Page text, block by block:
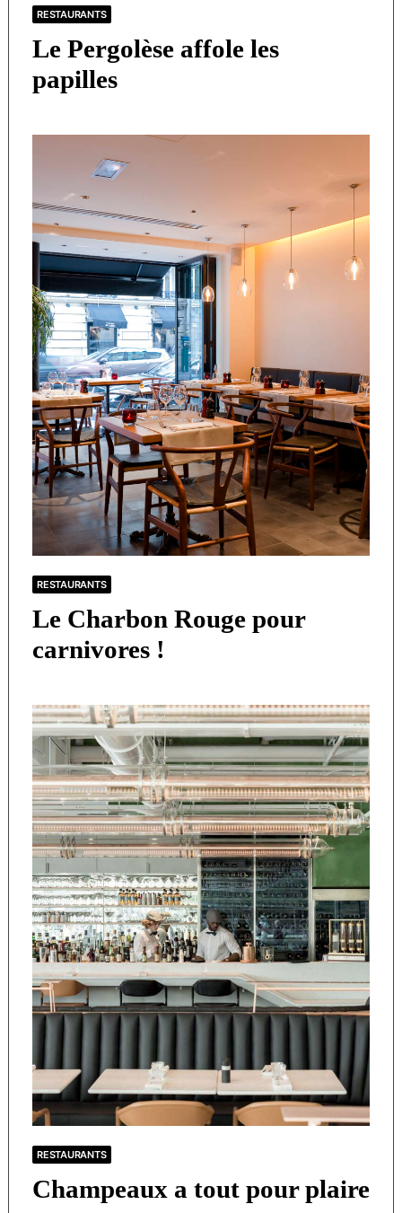
RESTAURANTS
Le Pergolèse affole les
papilles
RESTAURANTS
Le Charbon Rouge pour
carnivores !
RESTAURANTS
Champeaux a tout pour plaire